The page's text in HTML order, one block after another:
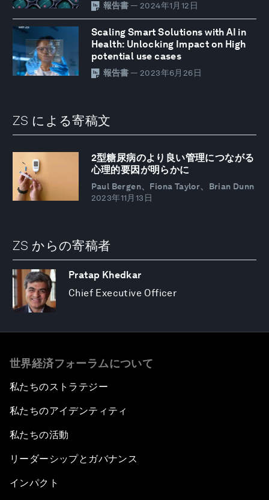
報告書 — 2024年1月12日
Scaling Smart Solutions with AI in
Health: Unlocking Impact on High
potential use cases
報告書 — 2023年6月26日
ZS による寄稿文
2型糖尿病のより良い管理につながる
心理的要因が明らかに
Paul Bergen、Fiona Taylor、Brian Dunn
2023年11月13日
ZS からの寄稿者
Pratap Khedkar
Chief Executive Officer
世界経済フォーラムについて
私たちのストラテジー
私たちのアイデンティティ
私たちの活動
リーダーシップとガバナンス
インパクト